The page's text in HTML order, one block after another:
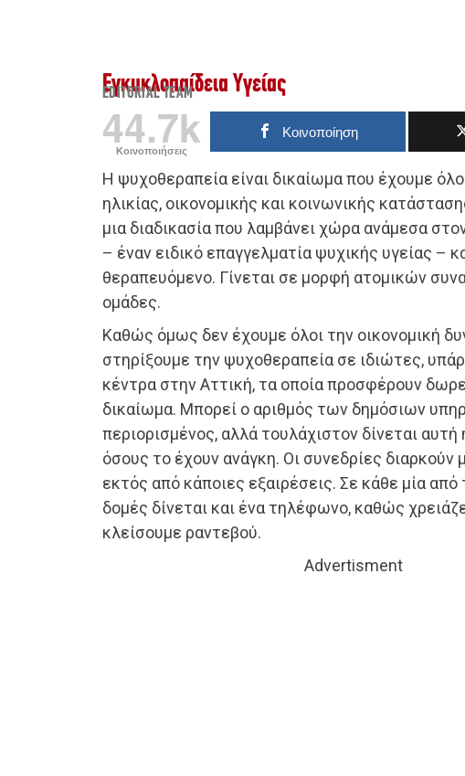
Εγκυκλοπαίδεια Υγείας
EDITORIAL TEAM
44.7k
Κοινοποιήσεις
Κοινοποίηση
Η ψυχοθεραπεία είναι δικαίωμα που έχουμε
ηλικίας, οικονομικής και κοινωνικής
μια διαδικασία που λαμβάνει χώρα ανάμεσα
– έναν ειδικό επαγγελματία ψυχικής υγείας –
θεραπευόμενο. Γίνεται σε μορφή ατομικών
ομάδες.
Καθώς όμως δεν έχουμε όλοι την οικονομική
στηρίξουμε την ψυχοθεραπεία σε ιδιώτες,
κέντρα στην Αττική, τα οποία προσφέρουν
δικαίωμα. Μπορεί ο αριθμός των δημόσιων
περιορισμένος, αλλά τουλάχιστον δίνεται
όσους το έχουν ανάγκη. Οι συνεδρίες διαρκούν
εκτός από κάποιες εξαιρέσεις. Σε κάθε μία
δομές δίνεται και ένα τηλέφωνο, καθώς
κλείσουμε ραντεβού.
Advertisment